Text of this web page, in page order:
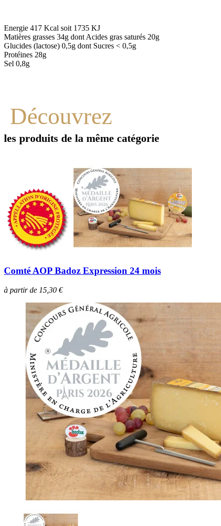
Energie 417 Kcal soit 1735 KJ
Matières grasses 34g dont Acides gras saturés 20g
Glucides (lactose) 0,5g dont Sucres < 0,5g
Protéines 28g
Sel 0,8g
Découvrez
les produits de la même catégorie
Comté AOP Badoz Grande Saveur 9 mois
à partir de 11,25 €